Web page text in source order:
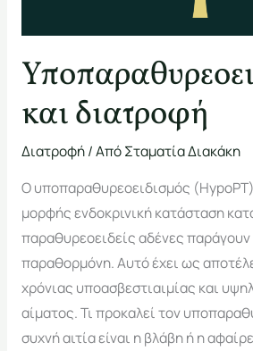
και διατροφή
Διατροφή/ ΑπόΣταματία Διακάκη
Ο υποπαραθυρεοειδισμός (HypoPT)
μορφής ενδοκρινική κατάσταση
παραθυρεοειδείς αδένες
παραθορμόνη. Αυτό έχει ως
χρόνιας υποασβεστιαιμίας και
αίματος. Τι προκαλεί τον
συχνή αιτία είναι η βλάβη ή η